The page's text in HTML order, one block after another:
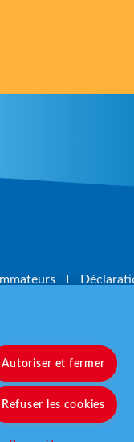
Autoriser et fermer
Refuser les cookies